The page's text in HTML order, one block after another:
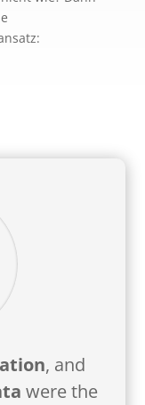
, and
were the